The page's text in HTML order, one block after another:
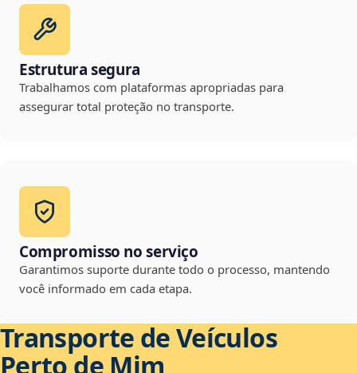
Estrutura segura
Trabalhamos com plataformas apropriadas para
assegurar total proteção no transporte.
Compromisso no serviço
Garantimos suporte durante todo o processo, mantendo
você informado em cada etapa.
Transporte de Veículos
Perto de Mim